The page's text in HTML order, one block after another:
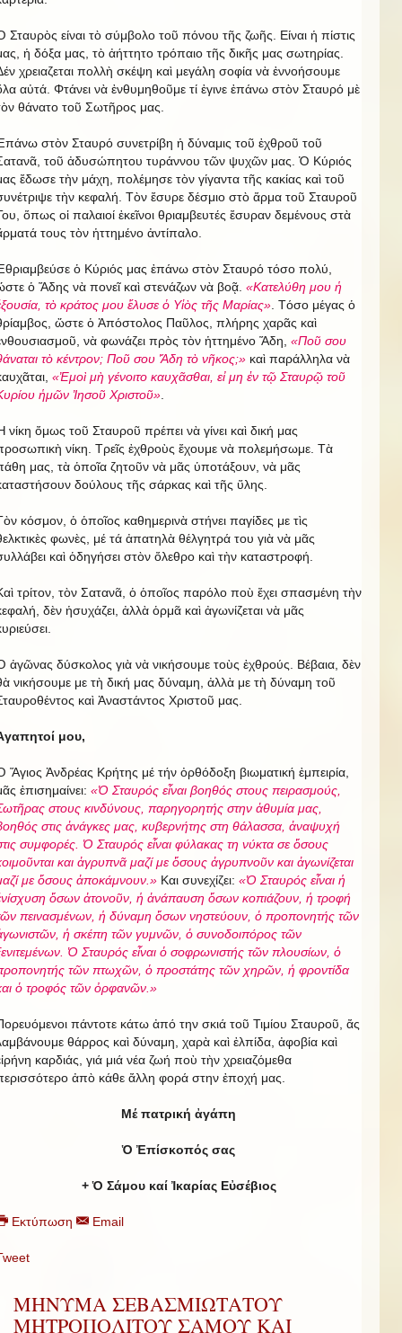
Σταυρὸς είναι τὸ σύμβολο τοῦ πόνου τῆς ζωῆς. Είναι ἡ πίστις
ἡ δόξα μας, τὸ ἀήττητο τρόπαιο τῆς δικῆς μας σωτηρίας.
χρειαζεται πολλὴ σκέψη καὶ μεγάλη σοφία νὰ ἐννοήσουμε
αὐτά. Φτάνει νὰ ἐνθυμηθοῦμε τί ἐγινε ἐπάνω στὸν Σταυρό μὲ
θάνατο τοῦ Σωτῆρος μας.
στὸν Σταυρό συνετρίβη ἡ δύναμις τοῦ ἐχθροῦ τοῦ
τοῦ ἀδυσώπητου τυράννου τῶν ψυχῶν μας. Ὁ Κύριός
ἔδωσε τὴν μάχη, πολέμησε τὸν γίγαντα τῆς κακίας καὶ τοῦ
τὴν κεφαλή. Τὸν ἔσυρε δέσμιο στὸ ἅρμα τοῦ Σταυροῦ
ὅπως οἱ παλαιοί ἐκεῖνοι θριαμβευτές ἔσυραν δεμένους στὰ
τους τὸν ἡττημένο ἀντίπαλο.
ὁ Κύριός μας ἐπάνω στὸν Σταυρό τόσο πολύ,
ὁ Ἅδης νὰ πονεῖ καὶ στενάζων νὰ βοᾷ. «Κατελύθη μου ἡ
τὸ κράτος μου ἔλυσε ὁ Υἱὸς τῆς Μαρίας» . Τόσο μέγας ὁ
ὥστε ὁ Ἀπόστολος Παῦλος, πλήρης χαρᾶς καὶ
νὰ φωνάζει πρὸς τὸν ἡττημένο Ἅδη, «Ποῦ σου
τὸ κέντρον; Ποῦ σου Ἅδη τὸ νῆκος;» καὶ παράλληλα νὰ
«Ἐμοὶ μὴ γένοιτο καυχᾶσθαι, εἰ μη ἐν τῷ Σταυρῷ τοῦ
ἡμῶν Ἰησοῦ Χριστοῦ»
νίκη ὄμως τοῦ Σταυροῦ πρέπει νὰ γίνει καὶ δική μας
νίκη. Τρεῖς ἐχθροὺς ἔχουμε νὰ πολεμήσωμε. Τὰ
μας, τὰ ὁποῖα ζητοῦν νὰ μᾶς ὑποτάξουν, νὰ μᾶς
δούλους τῆς σάρκας καὶ τῆς ὕλης.
κόσμον, ὁ ὁποῖος καθημερινὰ στήνει παγίδες με τὶς
φωνὲς, μέ τά ἀπατηλὰ θέλγητρά του γιὰ νὰ μᾶς
καὶ ὁδηγήσει στὸν ὄλεθρο καὶ τὴν καταστροφή.
τρίτον, τὸν Σατανᾶ, ὁ ὁποῖος παρόλο ποὺ ἔχει σπασμένη τὴν
δὲν ἡσυχάζει, ἀλλὰ ὁρμᾶ καὶ ἀγωνίζεται νὰ μᾶς
ἀγῶνας δύσκολος γιὰ νὰ νικήσουμε τοὺς ἐχθρούς. Βέβαια, δὲν
νικήσουμε με τὴ δική μας δύναμη, ἀλλὰ με τὴ δύναμη τοῦ
καὶ Ἀναστάντος Χριστοῦ μας.
μου,
Ἅγιος Ἀνδρέας Κρήτης μέ τήν ὀρθόδοξη βιωματική ἐμπειρία,
ἐπισημαίνει: «Ὁ Σταυρός εἶναι βοηθός στους πειρασμούς,
στους κινδύνους, παρηγορητής στην ἀθυμία μας,
στις ἀνάγκες μας, κυβερνήτης στη θάλασσα, ἀναψυχή
συμφορές. Ὁ Σταυρός εἶναι φύλακας τη νύκτα σε ὅσους
και ἀγρυπνᾶ μαζί με ὅσους ἀγρυπνοῦν και ἀγωνίζεται
με ὅσους ἀποκάμνουν.» Και συνεχίζει: «Ὁ Σταυρός εἶναι ἡ
ὅσων ἀτονοῦν, ἡ ἀνάπαυση ὅσων κοπιάζουν, ἡ τροφή
πεινασμένων, ἡ δύναμη ὅσων νηστεύουν, ὁ προπονητής τῶν
ἡ σκέπη τῶν γυμνῶν, ὁ συνοδοιπόρος τῶν
Ὁ Σταυρός εἶναι ὁ σοφρωνιστής τῶν πλουσίων, ὁ
τῶν πτωχῶν, ὁ προστάτης τῶν χηρῶν, ἡ φροντίδα
ὁ τροφός τῶν ὀρφανῶν.»
πάντοτε κάτω ἀπό την σκιά τοῦ Τιμίου Σταυροῦ, ἄς
θάρρος καὶ δύναμη, χαρὰ καὶ ἐλπίδα, ἀφοβία καὶ
καρδιάς, γιά μιά νέα ζωή ποὺ τὴν χρειαζόμεθα
ἀπὸ κάθε ἄλλη φορά στην ἐποχή μας.
Μέ πατρική ἀγάπη
Ὁ Ἐπίσκοπός σας
+ Ὁ Σάμου καί Ἰκαρίας Εὐσέβιος
Εκτύπωση Email
ΜΗΝΥΜΑ ΣΕΒΑΣΜΙΩΤΑΤΟΥ
ΜΗΤΡΟΠΟΛΙΤΟΥ ΣΑΜΟΥ ΚΑΙ